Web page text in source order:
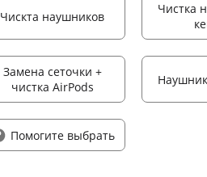
Чискта наушников
Чистка
Замена сеточки +
чистка AirPods
Помогите выбрать